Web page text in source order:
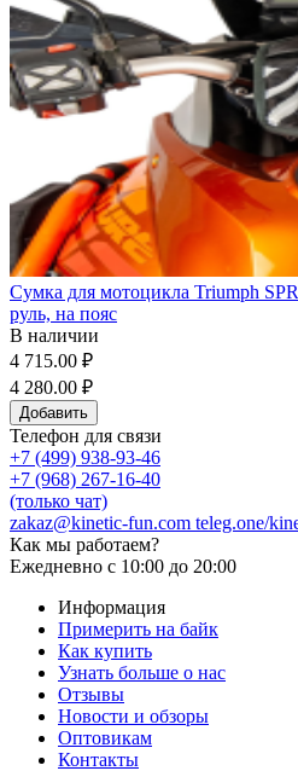
Сумка для мотоцикла Triumph
руль, на пояс
В наличии
4 715.00 ₽
4 280.00 ₽
Добавить
Телефон для связи
+7 (499) 938-93-46
+7 (968) 267-16-40
(только чат)
zakaz@kinetic-fun.com teleg.one/
Как мы работаем?
Ежедневно с 10:00 до 20:00
Информация
Примерить на байк
Как купить
Узнать больше о нас
Отзывы
Новости и обзоры
Оптовикам
Контакты